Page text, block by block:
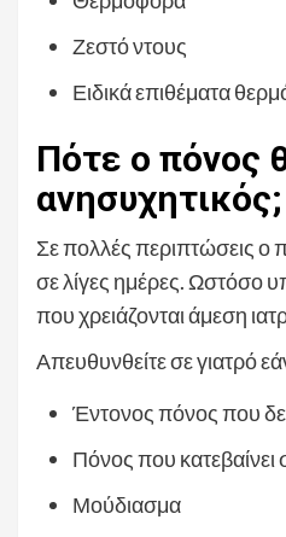
Ζεστό ντους
Ειδικά επιθέματα
Πότε ο πόνος
ανησυχητικός;
Σε πολλές περιπτώσεις ο
σε λίγες ημέρες. Ωστόσο
που χρειάζονται άμεση
Απευθυνθείτε σε γιατρό
Έντονος πόνος που
Πόνος που κατεβαίνει
Μούδιασμα